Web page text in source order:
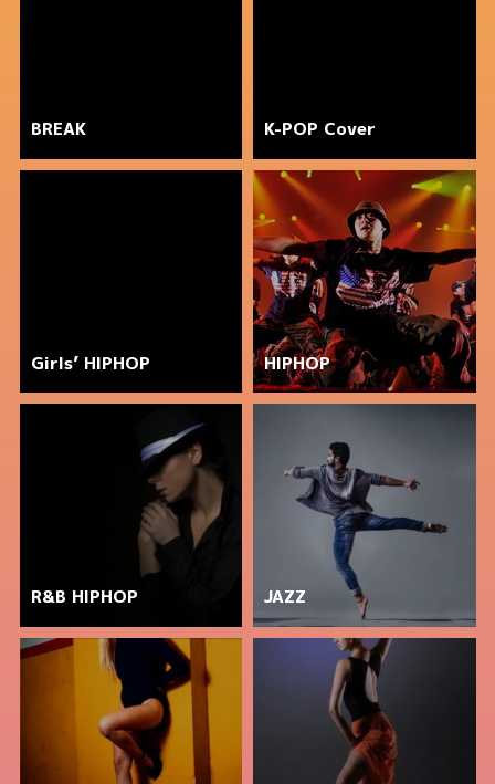
BREAK K-POP Cover
Girls’ HIPHOP HIPHOP
R&B HIPHOP JAZZ